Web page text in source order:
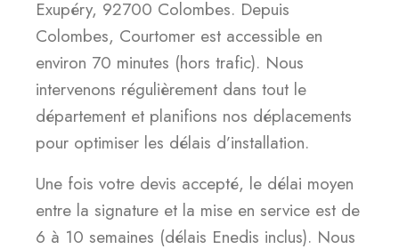
Exupéry, 92700 Colombes. Depuis
Colombes, Courtomer est accessible en
environ 70 minutes (hors trafic). Nous
intervenons régulièrement dans tout le
département et planifions nos déplacements
pour optimiser les délais d’installation.
Une fois votre devis accepté, le délai moyen
entre la signature et la mise en service est de
6 à 10 semaines (délais Enedis inclus). Nous